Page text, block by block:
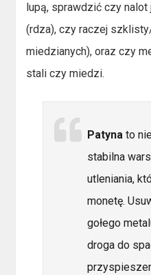
lupą, sprawdzić czy nalot
(rdza), czy raczej
miedzianych), oraz czy
stali czy miedzi.
Patyna to
stabilna
utleniania,
monetę.
gołego
droga do